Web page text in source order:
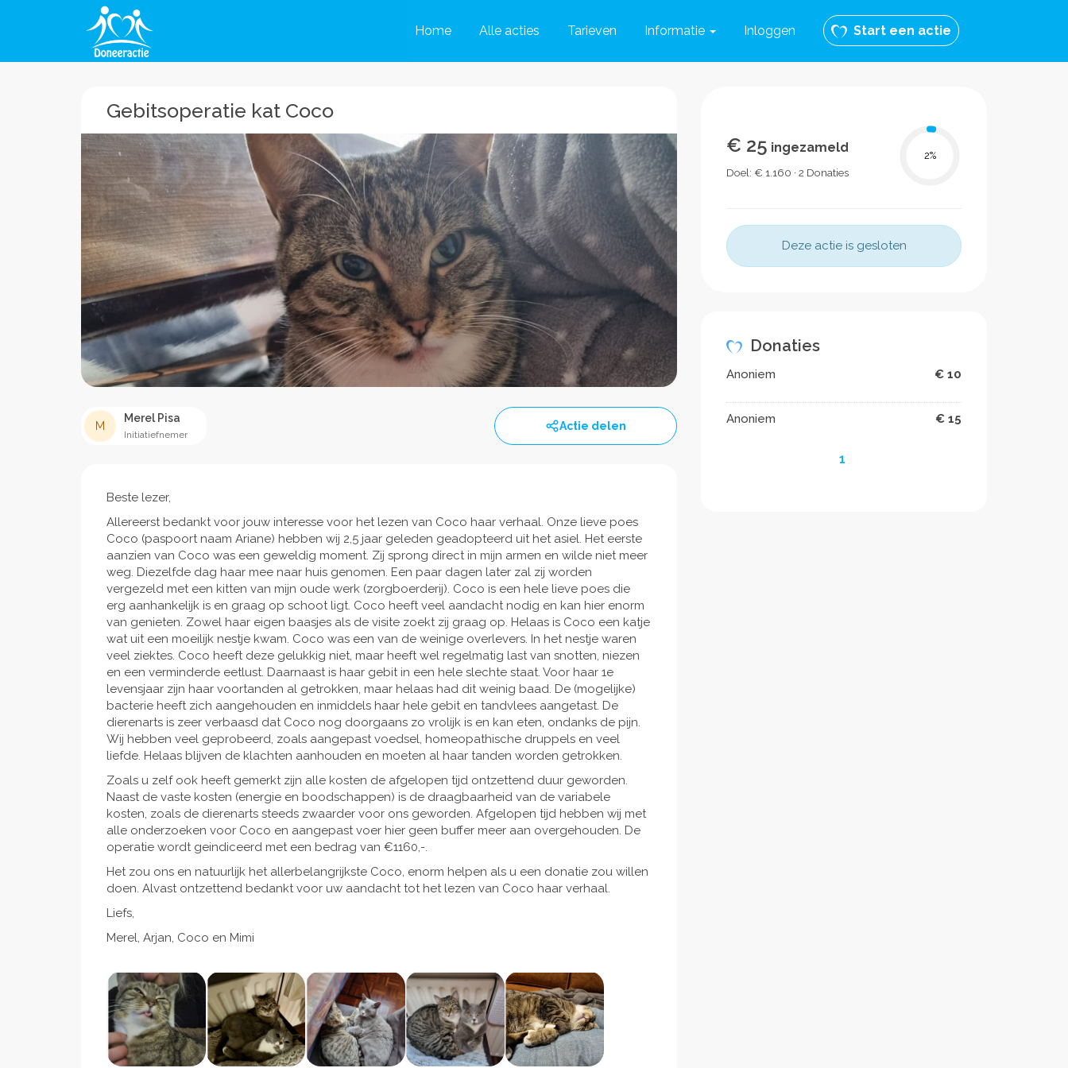
Home Alle acties Tarieven Informatie Inloggen Start een actie
Gebitsoperatie kat Coco
M
Merel Pisa
Initiatiefnemer
Actie delen
Beste lezer,
Allereerst bedankt voor jouw interesse voor het lezen van Coco haar verhaal. Onze lieve poes
Coco (paspoort naam Ariane) hebben wij 2,5 jaar geleden geadopteerd uit het asiel. Het eerste
aanzien van Coco was een geweldig moment. Zij sprong direct in mijn armen en wilde niet meer
weg. Diezelfde dag haar mee naar huis genomen. Een paar dagen later zal zij worden
vergezeld met een kitten van mijn oude werk (zorgboerderij). Coco is een hele lieve poes die
erg aanhankelijk is en graag op schoot ligt. Coco heeft veel aandacht nodig en kan hier enorm
van genieten. Zowel haar eigen baasjes als de visite zoekt zij graag op. Helaas is Coco een katje
wat uit een moeilijk nestje kwam. Coco was een van de weinige overlevers. In het nestje waren
veel ziektes. Coco heeft deze gelukkig niet, maar heeft wel regelmatig last van snotten, niezen
en een verminderde eetlust. Daarnaast is haar gebit in een hele slechte staat. Voor haar 1e
levensjaar zijn haar voortanden al getrokken, maar helaas had dit weinig baad. De (mogelijke)
bacterie heeft zich aangehouden en inmiddels haar hele gebit en tandvlees aangetast. De
dierenarts is zeer verbaasd dat Coco nog doorgaans zo vrolijk is en kan eten, ondanks de pijn.
Wij hebben veel geprobeerd, zoals aangepast voedsel, homeopathische druppels en veel
liefde. Helaas blijven de klachten aanhouden en moeten al haar tanden worden getrokken.
Zoals u zelf ook heeft gemerkt zijn alle kosten de afgelopen tijd ontzettend duur geworden.
Naast de vaste kosten (energie en boodschappen) is de draagbaarheid van de variabele
kosten, zoals de dierenarts steeds zwaarder voor ons geworden. Afgelopen tijd hebben wij met
alle onderzoeken voor Coco en aangepast voer hier geen buffer meer aan overgehouden. De
operatie wordt geindiceerd met een bedrag van €1160,-.
Het zou ons en natuurlijk het allerbelangrijkste Coco, enorm helpen als u een donatie zou willen
doen. Alvast ontzettend bedankt voor uw aandacht tot het lezen van Coco haar verhaal.
Liefs,
Merel, Arjan, Coco en Mimi
€ 25 ingezameld
Doel: € 1.160 · 2 Donaties
2%
Deze actie is gesloten
Donaties
Anoniem € 10
Anoniem € 15
1